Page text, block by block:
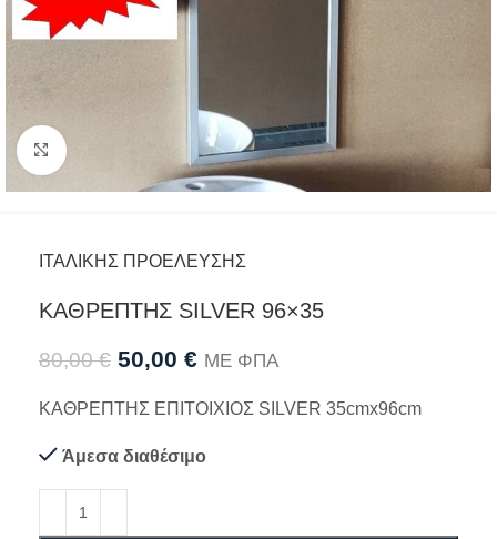
Προβολή
ΙΤΑΛΙΚΗΣ ΠΡΟΕΛΕΥΣΗΣ
ΚΑΘΡΕΠΤΗΣ SILVER 96×35
80,00€ 50,00 € ΜΕ ΦΠΑ
ΚΑΘΡΕΠΤΗΣ ΕΠΙΤΟΙΧΙΟΣ SILVER 35cmx96cm
Άμεσα διαθέσιμο